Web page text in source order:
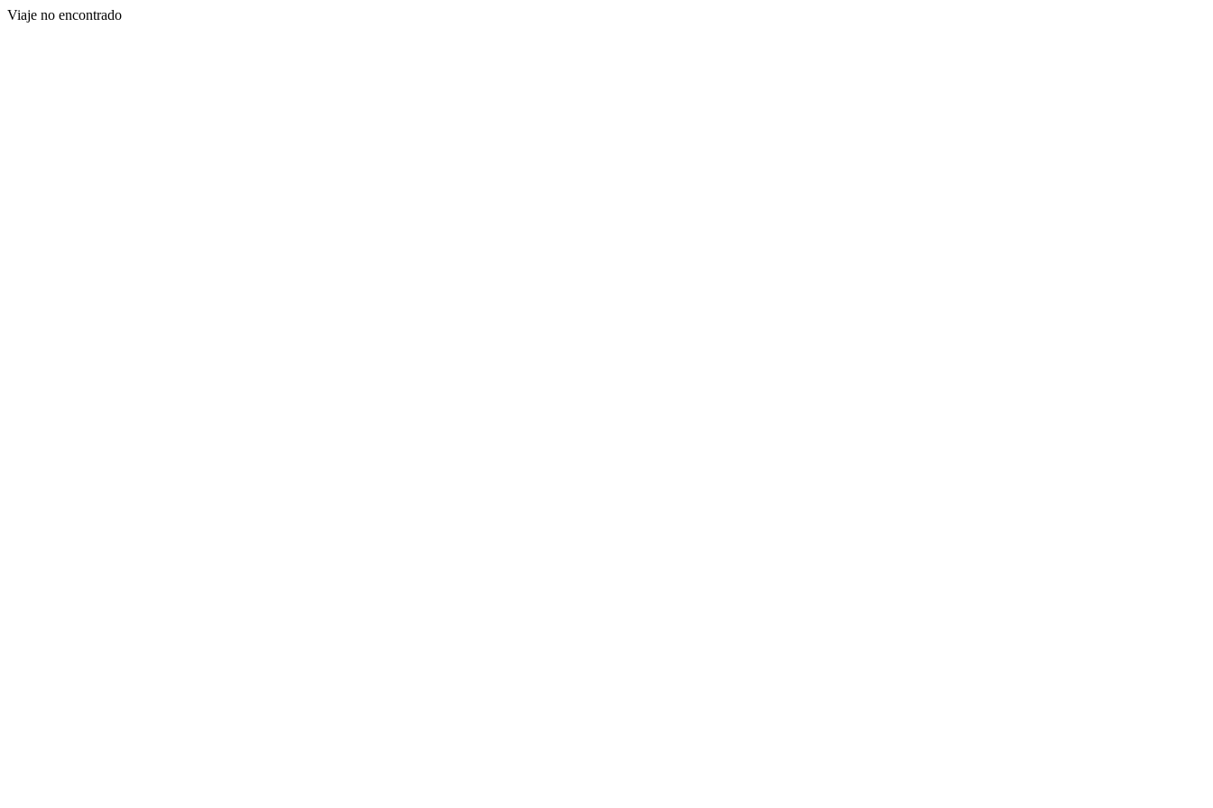
Viaje no encontrado